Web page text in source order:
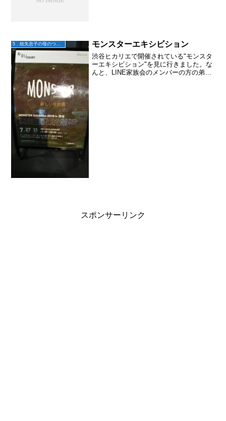
モンスターエキシビション
渋谷ヒカリエで開催されている"モンスタ
ーエキシビション"を見に行きました。な
んと、LINE家族会のメンバーの方の弟さ
スポンサーリンク